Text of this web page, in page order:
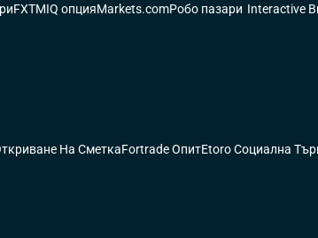
FXTMIQ опцияMarkets.comРобо пазари Interactive
На СметкаFortrade ОпитEtoro Социална